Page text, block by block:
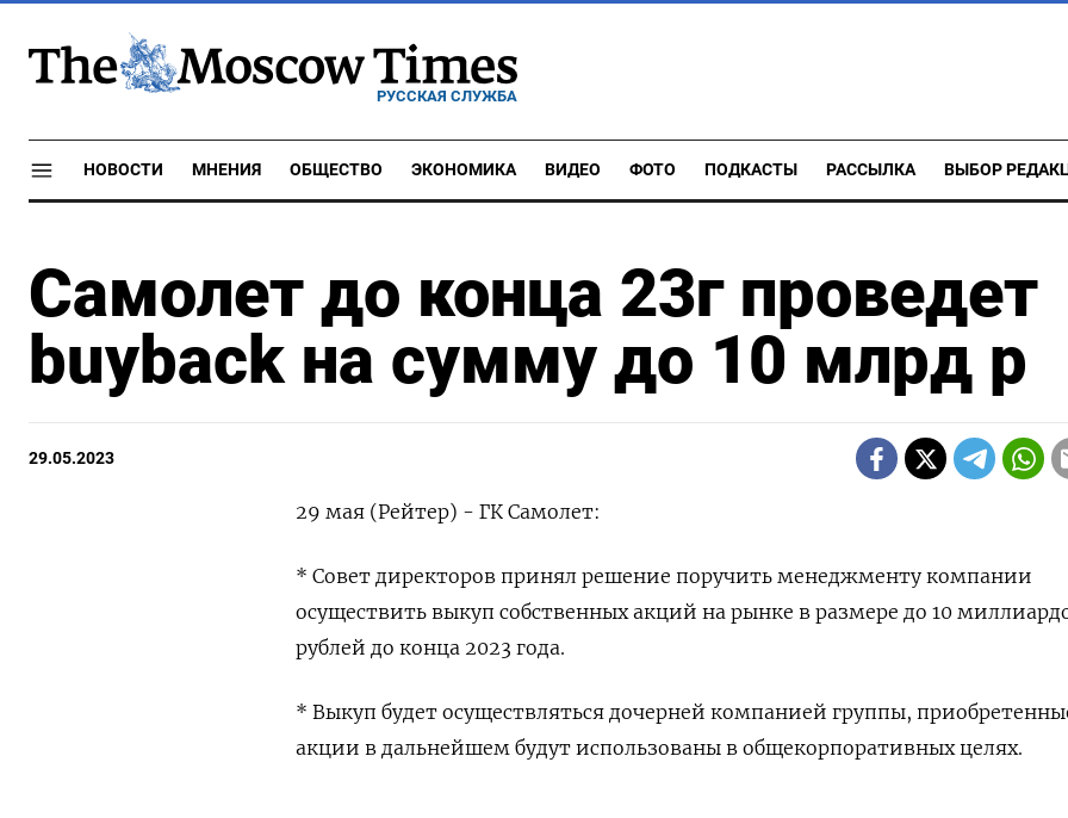
РУССКАЯ СЛУЖБА
НОВОСТИ МНЕНИЯ ОБЩЕСТВО ЭКОНОМИКА ВИДЕО ФОТО ПОДКАСТЫ РАССЫЛКА ВЫБОР
Самолет до конца 23г проведет
buyback на сумму до 10 млрд р
29.05.2023
29 мая (Рейтер) - ГК Самолет:
* Совет директоров принял решение поручить менеджменту компании
осуществить выкуп собственных акций на рынке в размере до 10
рублей до конца 2023 года.
* Выкуп будет осуществляться дочерней компанией группы,
акции в дальнейшем будут использованы в общекорпоративных целях.